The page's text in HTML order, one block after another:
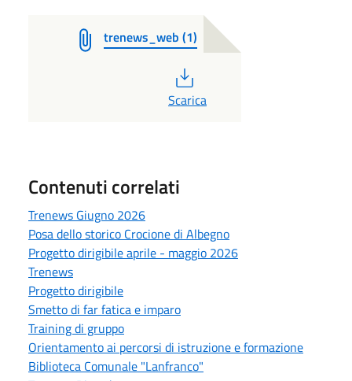
trenews_web (1)
Scarica
Contenuti correlati
Trenews Giugno 2026
Posa dello storico Crocione di Albegno
Progetto dirigibile aprile - maggio 2026
Trenews
Progetto dirigibile
Smetto di far fatica e imparo
Training di gruppo
Orientamento ai percorsi di istruzione e formazione
Biblioteca Comunale "Lanfranco"